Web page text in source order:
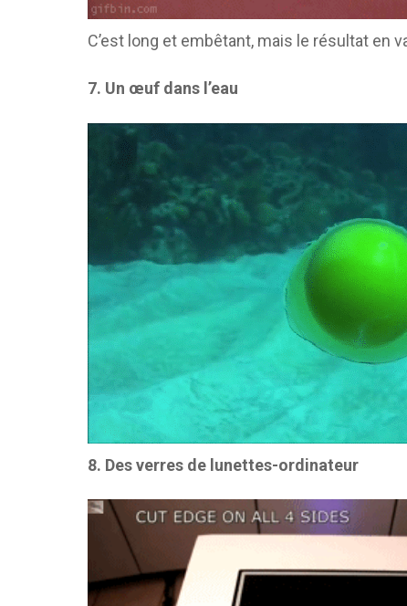
C’est long et embêtant, mais le résultat en
7. Un œuf dans l’eau
8. Des verres de lunettes-ordinateur